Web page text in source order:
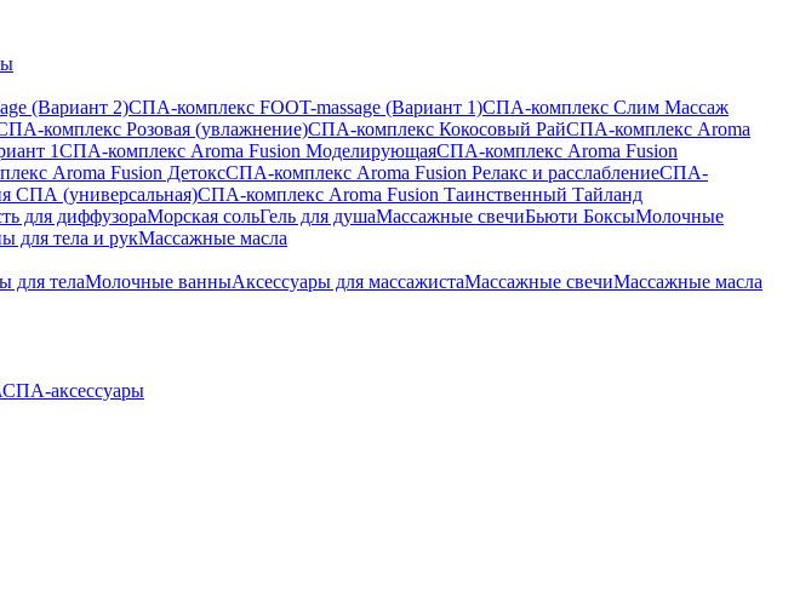
(Вариант 2)СПА-комплекс FOOT-massage (Вариант 1)СПА-комплекс Слим Массаж
комплекс Розовая (увлажнение)СПА-комплекс Кокосовый РайСПА-комплекс Aroma
1СПА-комплекс Aroma Fusion МоделирующаяСПА-комплекс Aroma Fusion
Aroma Fusion ДетоксСПА-комплекс Aroma Fusion Релакс и расслаблениеСПА-
СПА (универсальная)СПА-комплекс Aroma Fusion Таинственный Тайланд
для диффузораМорская сольГель для душаМассажные свечиБьюти БоксыМолочные
для тела и рукМассажные масла
для телаМолочные ванныАксессуары для массажистаМассажные свечиМассажные масла
СПА-аксессуары